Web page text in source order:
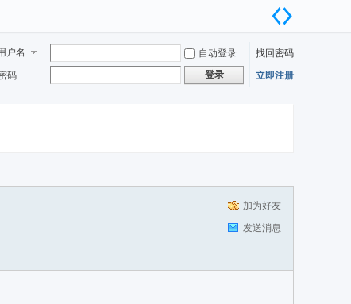
户名 自动登录
找回密码
码
登录 立即注册
加为好友
发送消息